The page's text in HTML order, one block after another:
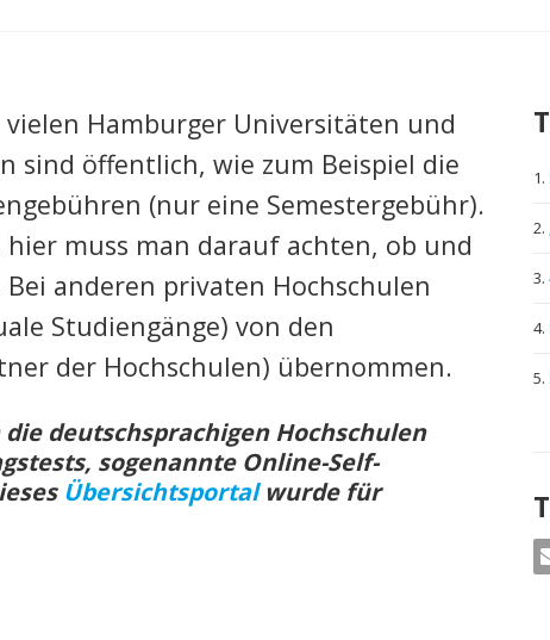
Hochschulen
Hamburger Universitäten und
sind öffentlich, wie zum Beispiel die
(nur eine Semestergebühr).
muss man darauf achten, ob und
anderen privaten Hochschulen
Studiengänge) von den
der Hochschulen) übernommen.
deutschsprachigen Hochschulen
sogenannte Online-Self-
Übersichtsportalwurde für